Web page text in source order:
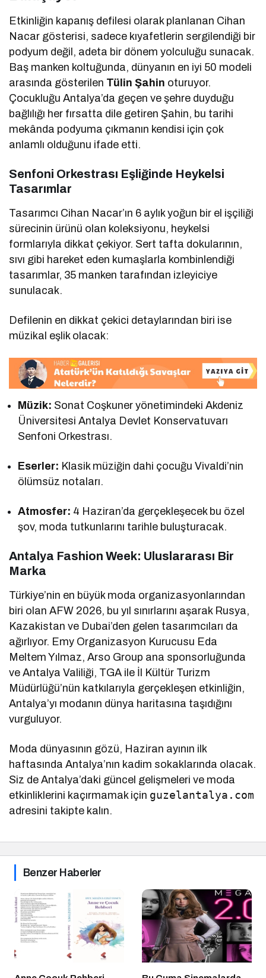
Etkinliğin kapanış defilesi olarak planlanan Cihan
Nacar gösterisi, sadece kıyafetlerin sergilendiği bir
podyum değil, adeta bir dönem yolculuğu sunacak.
Baş manken koltuğunda, dünyanın en iyi 50 modeli
arasında gösterilen Tülin Şahin oturuyor.
Çocukluğu Antalya’da geçen ve şehre duyduğu
bağlılığı her fırsatta dile getiren Şahin, bu tarihi
mekânda podyuma çıkmanın kendisi için çok
anlamlı olduğunu ifade etti.
Senfoni Orkestrası Eşliğinde Heykelsi
Tasarımlar
Tasarımcı Cihan Nacar’ın 6 aylık yoğun bir el işçiliği
sürecinin ürünü olan koleksiyonu, heykelsi
formlarıyla dikkat çekiyor. Sert tafta dokularının,
sıvı gibi hareket eden kumaşlarla kombinlendiği
tasarımlar, 35 manken tarafından izleyiciye
sunulacak.
Defilenin en dikkat çekici detaylarından biri ise
müzikal eşlik olacak:
Müzik: Sonat Coşkuner yönetimindeki Akdeniz
Üniversitesi Antalya Devlet Konservatuvarı
Senfoni Orkestrası.
Eserler: Klasik müziğin dahi çocuğu Vivaldi’nin
ölümsüz notaları.
Atmosfer: 4 Haziran’da gerçekleşecek bu özel
şov, moda tutkunlarını tarihle buluşturacak.
Antalya Fashion Week: Uluslararası Bir
Marka
Türkiye’nin en büyük moda organizasyonlarından
biri olan AFW 2026, bu yıl sınırlarını aşarak Rusya,
Kazakistan ve Dubai’den gelen tasarımcıları da
ağırlıyor. Emy Organizasyon Kurucusu Eda
Meltem Yılmaz, Arso Group ana sponsorluğunda
ve Antalya Valiliği, TGA ile İl Kültür Turizm
Müdürlüğü’nün katkılarıyla gerçekleşen etkinliğin,
Antalya’yı modanın dünya haritasına taşıdığını
vurguluyor.
Moda dünyasının gözü, Haziran ayının ilk
haftasında Antalya’nın kadim sokaklarında olacak.
Siz de Antalya’daki güncel gelişmeleri ve moda
etkinliklerini kaçırmamak için guzelantalya.com
adresini takipte kalın.
Benzer Haberler